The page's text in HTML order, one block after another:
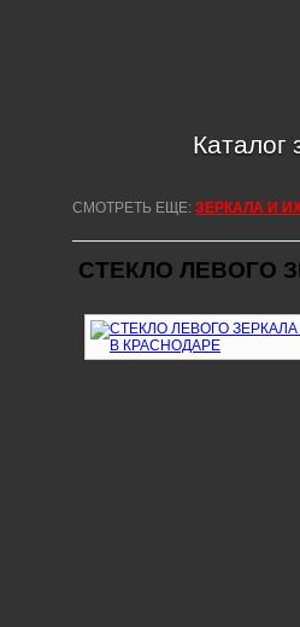
СМОТРЕТЬ ЕЩЕ: ЗЕРКАЛА И
СТЕКЛО ЛЕВОГО
Каталог